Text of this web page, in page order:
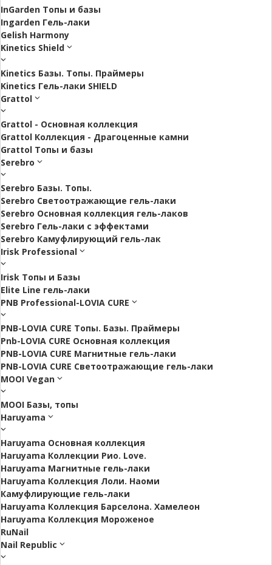
InGarden Топы и базы
Ingarden Гель-лаки
Gelish Harmony
Kinetics Shield
Kinetics Базы. Топы. Праймеры
Kinetics Гель-лаки SHIELD
Grattol
Grattol - Oснoвнaя коллекция
Grattol Коллекция - Драгоценные камни
Grattol Топы и базы
Serebro
Serebro Базы. Топы.
Serebro Светоотражающие гель-лаки
Serebro Основная коллекция гель-лаков
Serebro Гель-лаки с эффектами
Serebro Камуфлирующий гель-лак
Irisk Professional
Irisk Топы и Базы
Elite Line гель-лаки
PNB Professional-LOVIA CURE
PNB-LOVIA CURE Топы. Базы. Праймеры
Pnb-LOVIA CURE Основная коллекция
PNB-LOVIA CURE Магнитные гель-лаки
PNB-LOVIA CURE Cветоотражающие гель-лаки
MOOI Vegan
MOOI Базы, топы
Haruyama
Haruyama Основная коллекция
Haruyama Коллекции Рио. Love.
Haruyama Магнитные гель-лаки
Haruyama Коллекция Лоли. Наоми
Камуфлирующие гель-лаки
Haruyama Коллекция Барселона. Хамелеон
Haruyama Коллекция Мороженое
RuNail
Nail Republic